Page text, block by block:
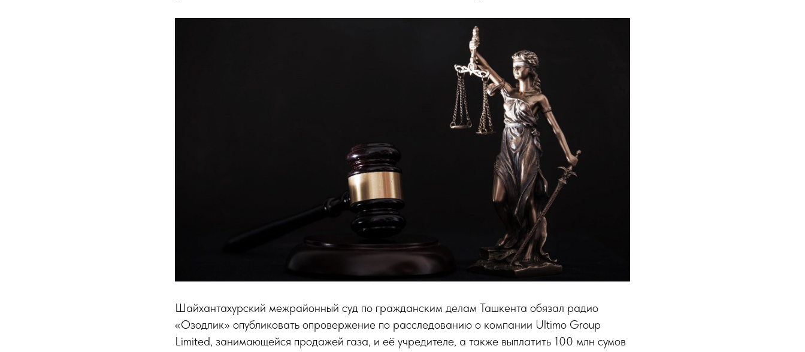
Шайхантахурский межрайонный суд по гражданским делам Ташкента обязал радио
«Озодлик» опубликовать опровержение по расследованию о компании Ultimo Group
Limited, занимающейся продажей газа, и её учредителе, а также выплатить 100 млн сумов